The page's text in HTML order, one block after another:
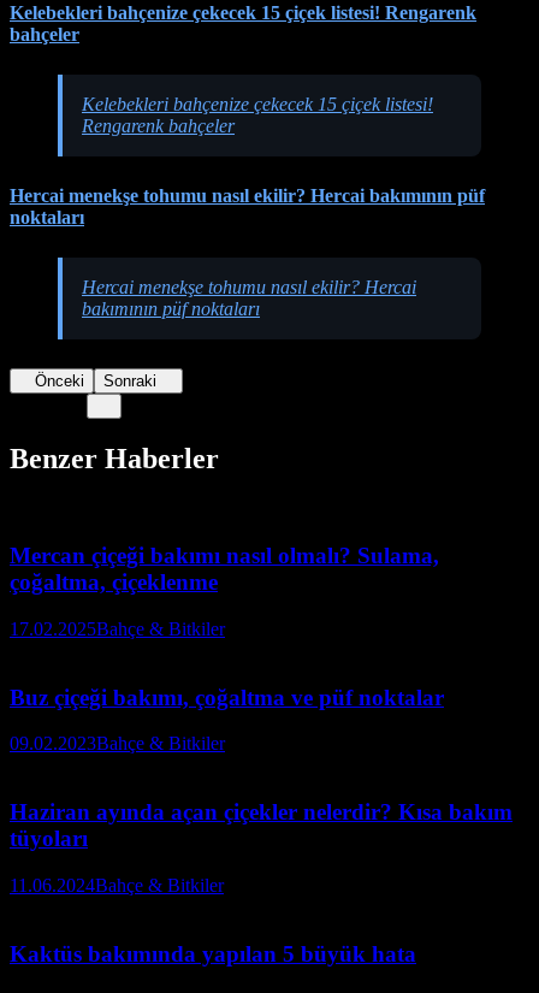
Kelebekleri bahçenize çekecek 15 çiçek listesi! Rengarenk
bahçeler
Kelebekleri bahçenize çekecek 15 çiçek listesi!
Rengarenk bahçeler
Hercai menekşe tohumu nasıl ekilir? Hercai bakımının püf
noktaları
Hercai menekşe tohumu nasıl ekilir? Hercai
bakımının püf noktaları
Önceki Sonraki
Benzer Haberler
Mercan çiçeği bakımı nasıl olmalı? Sulama,
çoğaltma, çiçeklenme
17.02.2025Bahçe & Bitkiler
Buz çiçeği bakımı, çoğaltma ve püf noktalar
09.02.2023Bahçe & Bitkiler
Haziran ayında açan çiçekler nelerdir? Kısa bakım
tüyoları
11.06.2024Bahçe & Bitkiler
Kaktüs bakımında yapılan 5 büyük hata